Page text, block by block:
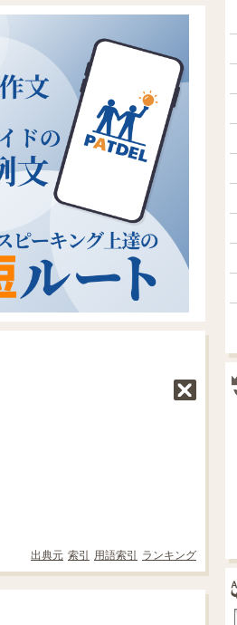
出典元 索引 用語索引 ランキング